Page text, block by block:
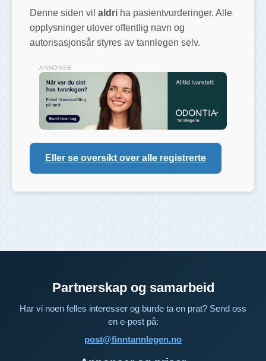
Denne siden vil aldri ha pasientvurderinger. Alle
opplysninger utover offentlig navn og
autorisasjonsår styres av tannlegen selv.
ANNONSE
Eller se oversikt over alle registrerte
Partnerskap og samarbeid
Har vi noen felles interesser og burde ta en prat? Send oss
en e-post på:
post@finntannlegen.no